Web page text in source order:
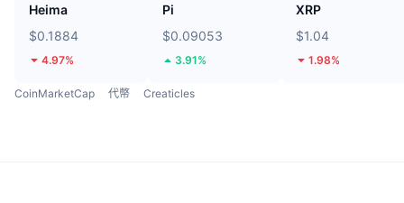
Heima
$0.1884
4.97%
Pi
$0.09053
3.91%
XRP
$1.04
1.98%
CoinMarketCap 代幣 Creaticles